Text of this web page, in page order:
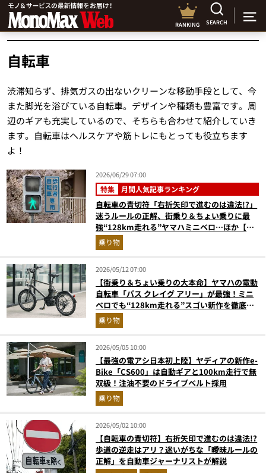
RANKING SEARCH
自転車
渋滞知らず、排気ガスの出ないクリーンな移動手段として、今
また脚光を浴びている自転車。デザインや種類も豊富です。周
辺のギアも充実しているので、そちらも合わせて紹介していき
ます。自転車はヘルスケアや筋トレにもとっても役立ちます
よ！
2026/06/29 07:00
特集 月間人気記事ランキング
自転車の青切符「右折矢印で進むのは違法!?」
迷うルールの正解、街乗り＆ちょい乗りに最
強“128km走れる”ヤマハミニベロ…ほか【自
転車の人気記事ランキングベスト3】（2026年
5月版）
乗り物
2026/05/12 07:00
【街乗り＆ちょい乗りの大本命】ヤマハの電動
自転車「パス クレイグ アリー」が最強！ミニ
ベロでも“128km走れる”スゴい新作を徹底解
説乗り物
2026/05/05 10:00
【最強の電アシ日本初上陸】ヤディアの新作e-
Bike「CS600」は自動ギアと100km走行で無
双級！注油不要のドライブベルト採用
乗り物
2026/05/02 10:00
【自転車の青切符】右折矢印で進むのは違法!?
歩道の逆走はアリ？迷いがちな「曖昧ルールの
正解」を自動車ジャーナリストが解説